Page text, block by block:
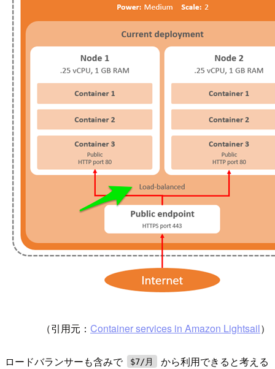
（引用元： Container services in Amazon Lightsail）
ロードバランサーも含みで $7/月
から利用できると考える